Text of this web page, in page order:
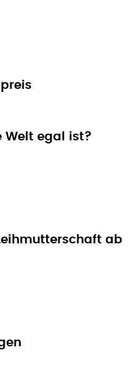
Welt egal ist?
ab